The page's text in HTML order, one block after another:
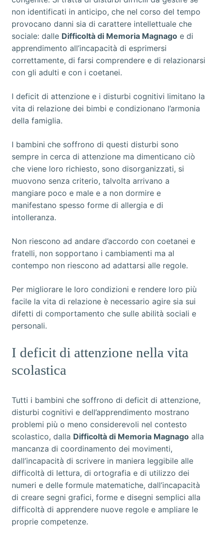
non identificati in anticipo, che nel corso del tempo
provocano danni sia di carattere intellettuale che
sociale: dalle Difficoltà di Memoria Magnago e di
apprendimento all’incapacità di esprimersi
correttamente, di farsi comprendere e di relazionarsi
con gli adulti e con i coetanei.
I deficit di attenzione e i disturbi cognitivi limitano la
vita di relazione dei bimbi e condizionano l’armonia
della famiglia.
I bambini che soffrono di questi disturbi sono
sempre in cerca di attenzione ma dimenticano ciò
che viene loro richiesto, sono disorganizzati, si
muovono senza criterio, talvolta arrivano a
mangiare poco e male e a non dormire e
manifestano spesso forme di allergia e di
intolleranza.
Non riescono ad andare d’accordo con coetanei e
fratelli, non sopportano i cambiamenti ma al
contempo non riescono ad adattarsi alle regole.
Per migliorare le loro condizioni e rendere loro più
facile la vita di relazione è necessario agire sia sui
difetti di comportamento che sulle abilità sociali e
personali.
I deficit di attenzione nella vita
scolastica
Tutti i bambini che soffrono di deficit di attenzione,
disturbi cognitivi e dell’apprendimento mostrano
problemi più o meno considerevoli nel contesto
scolastico, dalla Difficoltà di Memoria Magnago alla
mancanza di coordinamento dei movimenti,
dall’incapacità di scrivere in maniera leggibile alle
difficoltà di lettura, di ortografia e di utilizzo dei
numeri e delle formule matematiche, dall’incapacità
di creare segni grafici, forme e disegni semplici alla
difficoltà di apprendere nuove regole e ampliare le
proprie competenze.